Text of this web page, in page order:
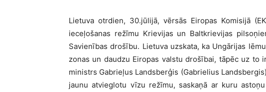
Lietuva otrdien, 30.jūlijā, vērsās Eiropas Komisijā
ieceļošanas režīmu Krievijas un Baltkrievijas
Savienības drošību. Lietuva uzskata, ka Ungārijas
zonas un daudzu Eiropas valstu drošībai, tāpēc uz to
ministrs Gabrieļus Landsberģis (Gabrielius
jaunu atvieglotu vīzu režīmu, saskaņā ar kuru